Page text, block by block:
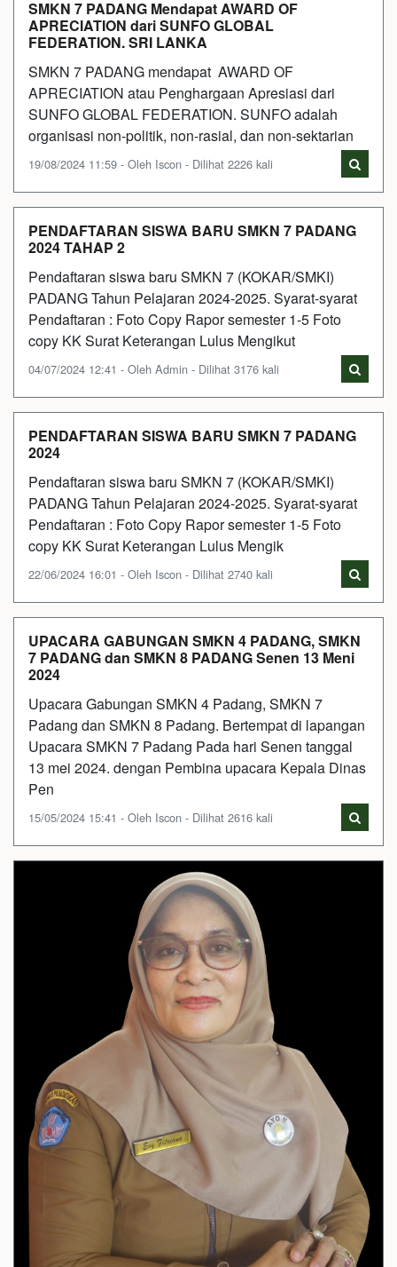
SMKN 7 PADANG Mendapat AWARD OF
APRECIATION dari SUNFO GLOBAL
FEDERATION. SRI LANKA
SMKN 7 PADANG mendapat AWARD OF
APRECIATION atau Penghargaan Apresiasi dari
SUNFO GLOBAL FEDERATION. SUNFO adalah
organisasi non-politik, non-rasial, dan non-sektarian
19/08/2024 11:59 - Oleh Iscon - Dilihat 2226 kali
PENDAFTARAN SISWA BARU SMKN 7 PADANG
2024 TAHAP 2
Pendaftaran siswa baru SMKN 7 (KOKAR/SMKI)
PADANG Tahun Pelajaran 2024-2025. Syarat-syarat
Pendaftaran : Foto Copy Rapor semester 1-5 Foto
copy KK Surat Keterangan Lulus Mengikut
04/07/2024 12:41 - Oleh Admin - Dilihat 3176 kali
PENDAFTARAN SISWA BARU SMKN 7 PADANG
2024
Pendaftaran siswa baru SMKN 7 (KOKAR/SMKI)
PADANG Tahun Pelajaran 2024-2025. Syarat-syarat
Pendaftaran : Foto Copy Rapor semester 1-5 Foto
copy KK Surat Keterangan Lulus Mengik
22/06/2024 16:01 - Oleh Iscon - Dilihat 2740 kali
UPACARA GABUNGAN SMKN 4 PADANG, SMKN
7 PADANG dan SMKN 8 PADANG Senen 13 Meni
2024
Upacara Gabungan SMKN 4 Padang, SMKN 7
Padang dan SMKN 8 Padang. Bertempat di lapangan
Upacara SMKN 7 Padang Pada hari Senen tanggal
13 mei 2024. dengan Pembina upacara Kepala Dinas
Pen
15/05/2024 15:41 - Oleh Iscon - Dilihat 2616 kali